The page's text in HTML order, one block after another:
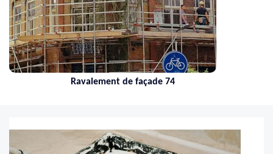
Ravalement de façade 74